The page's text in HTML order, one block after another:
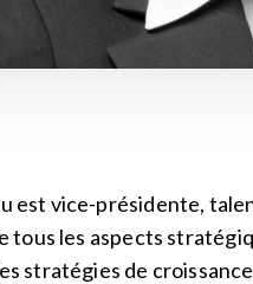
est vice-présidente,
tous les aspects
stratégies de